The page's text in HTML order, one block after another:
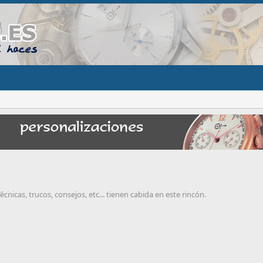
trucos, consejos, etc... tienen cabida en este rincón.